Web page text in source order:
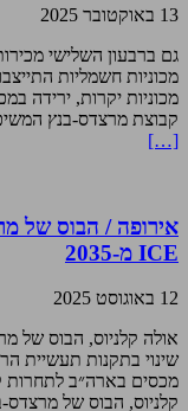
13 באוקטובר 2025
גם ברבעון השלישי
מכוניות חשמליות
קבוצת מרצדס-בנץ
[…]
אירופה / הבוס של
ICE מ-2035
12 באוגוסט 2025
אולה קלניוס, הבוס של
שינוי בתקנות תעשיית
קלניוס, הבוס של מרצדס-